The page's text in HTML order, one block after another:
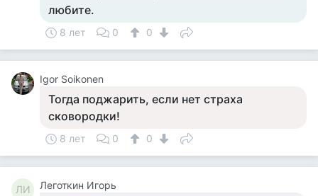
любите.
8 лет 0 0
Igor Soikonen
Тогда поджарить, если нет страха
сковородки!
8 лет 0 0
ЛИ Леготкин Игорь